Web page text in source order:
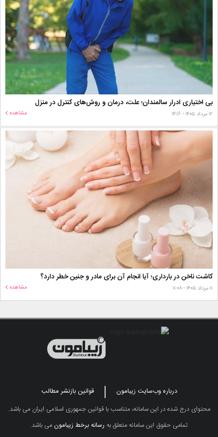
بی اختیاری ادرار سالمندان؛ علت، درمان و روش‌های کنترل در منزل
۱۲ مرداد ۱۴۰۵ - ۱۴:۱۶ مشاهده
کاشت ناخن در بارداری؛ آیا انجام آن برای مادر و جنین خطر دارد؟
۱۱ مرداد ۱۴۰۵ - ۱۱:۰۸ مشاهده
درباره وب‌سایت زیبامون
قوانین بازنشر مطالب
محتوای درج شده در این سامانه، متناسب با قوانین جمهوری اسلامی ایران می باشد.
تمامی حقوق این سامانه متعلق به رسانه برخط زیبامونمی باشد.